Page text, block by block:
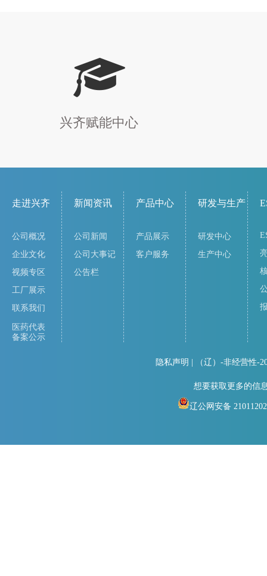
兴齐赋能中心
走进兴齐
公司概况
企业文化
视频专区
工厂展示
联系我们
医药代表
备案公示
新闻资讯
公司新闻
公司大事记
公告栏
产品中心
产品展示
客户服务
研发与生产
研发中心
生产中心
隐私声明 | （辽）-非经营性-
想要获取更多的信
辽公网安备